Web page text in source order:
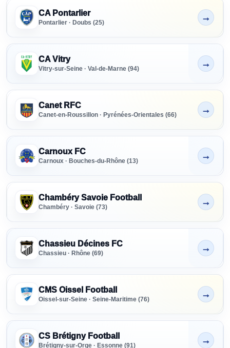
CA Pontarlier
Pontarlier · Doubs (25)
Non indiqué
→
CA Vitry
Vitry-sur-Seine · Val-de-Marne (94)
Non indiqué
→
Canet RFC
Canet-en-Roussillon · Pyrénées-Orientales (66)
Non indiqué
→
Carnoux FC
Carnoux · Bouches-du-Rhône (13)
Non indiqué
→
Chambéry Savoie Football
Chambéry · Savoie (73)
Non indiqué
→
Chassieu Décines FC
Chassieu · Rhône (69)
Non indiqué
→
CMS Oissel Football
Oissel-sur-Seine · Seine-Maritime (76)
Non indiqué
→
CS Brétigny Football
Brétigny-sur-Orge · Essonne (91)
Non indiqué
→